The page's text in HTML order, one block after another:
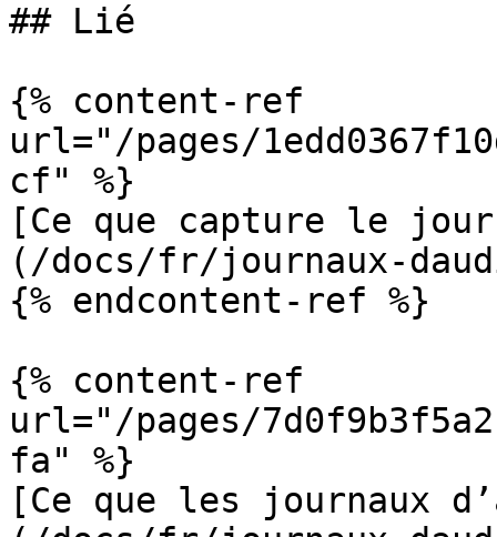
## Lié
{% content-ref
url="/pages/
cf" %}
[Ce que capture le
(/docs/fr/journaux-
{% endcontent-ref %}
{% content-ref
url="/pages/
fa" %}
[Ce que les journaux